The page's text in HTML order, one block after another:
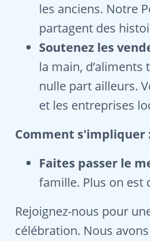
les anciens. Notre
partagent des
Soutenez les
la main,
nulle part ailleurs.
et les entreprises
Comment s'impliquer
Faites passer le
famille. Plus on est
Rejoignez-nous pour
célébration. Nous